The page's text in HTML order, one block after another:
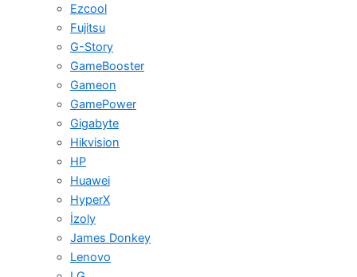
Ezcool
Fujitsu
G-Story
GameBooster
Gameon
GamePower
Gigabyte
Hikvision
HP
Huawei
HyperX
İzoly
James Donkey
Lenovo